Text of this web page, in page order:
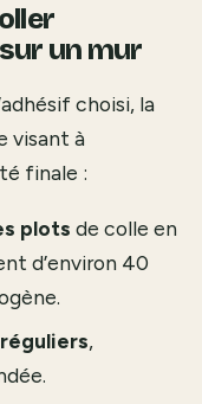
un mur
choisi, la
visant à
finale :
plots de colle en
d’environ 40
,